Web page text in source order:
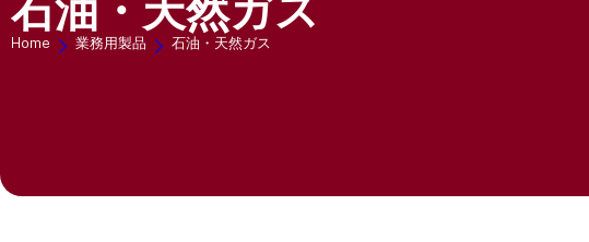
Home 業務用製品 石油・天然ガス